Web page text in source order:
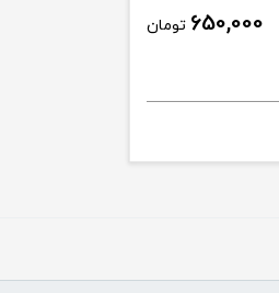
650,000 تومان